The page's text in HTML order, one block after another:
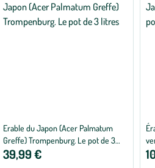
Erable du Japon (Acer Palmatum
Greffe) Trompenburg. Le pot de 3
litres
39,99 €